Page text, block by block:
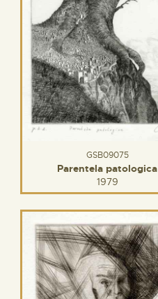
GSB09075
Parentela patologica
1979